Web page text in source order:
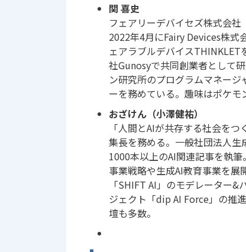
関 喜史
フェアリーデバイセズ株式会
2022年4月にFairy Devices株式
ェアラブルデバイス
社Gunosyで共同創業者として
ン研究所のプログラムマネー
ーを務めている。趣味はポケモ
おざけん（小澤健祐）
「人間とAIが共存する社会を
集長を務める。一般社団法人
1000本以上のAI関連記事を執
事業戦略や生成AI教育事業を展
「SHIFT AI」のモデレーター
ジェクト「dip AI Force」の推
壇も多数。